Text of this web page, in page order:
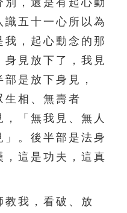
399 400
404 405
409 410
414 415
419
429 430
439 440
，還是有起心動
五十一心所以為
，起心動念的那
見放下了，我見
是放下身見，
生相、無壽者
「無我見、無人
」。後半部是法身
，這是功夫，這真
我，看破、放